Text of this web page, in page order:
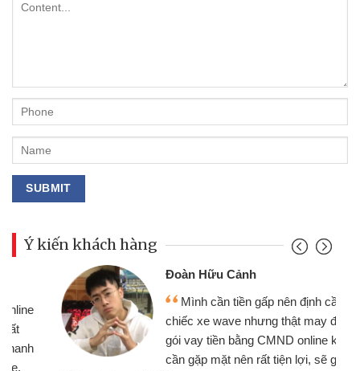
Ý kiến khách hàng
Đoàn Hữu Cảnh
Mình cần tiền gấp nên định cầm cố
chiếc xe wave nhưng thật may đã có
gói vay tiền bằng CMND online không
cần gặp mặt nên rất tiện lợi, sẽ giới